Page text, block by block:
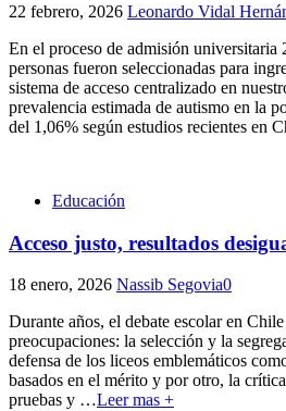
22 febrero, 2026 Leonardo Vidal
En el proceso de admisión universitaria
personas fueron seleccionadas para
sistema de acceso centralizado en
prevalencia estimada de autismo en la
del 1,06% según estudios recientes en
Educación
Acceso justo, resultados
18 enero, 2026 Nassib Segovia0
Durante años, el debate escolar en
preocupaciones: la selección y la
defensa de los liceos emblemáticos
basados en el mérito y por otro, la
pruebas y …Leer mas +